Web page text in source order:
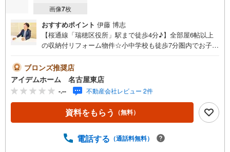
画像7枚
おすすめポイント 伊藤 博志
【桜通線「瑞穂区役所」駅まで徒歩4分♪】全部屋6帖以上
の収納付リフォーム物件☆小中学校も徒歩7分圏内でお子様
ちしております☆＼瑞穂区本願寺町3丁目/当日のご来店・
ご見学、大歓迎♪【充実】納戸、床下収納、駐車2台、浴室
暖房、モニター付インターホン■地下鉄桜通線「瑞穂区役
所」駅 徒歩4分（約280m）■瑞穂小学校 :徒歩4分（約280
m）■津賀田中学校:徒歩7分（約500m）＜自己資金0円でも
大丈夫！＞*水曜日も営業しております！*今から見たい！
す！*自営業の方・買い替えの方など資金計画でご不安な方
ブロンズ推奨店
アイデムホーム 名古屋東店
-.-- 不動産会社レビュー 2件
資料をもらう （無料）
電話する （通話料無料）